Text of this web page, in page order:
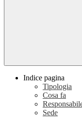
Indice pagina
Tipologia
Cosa fa
Sede